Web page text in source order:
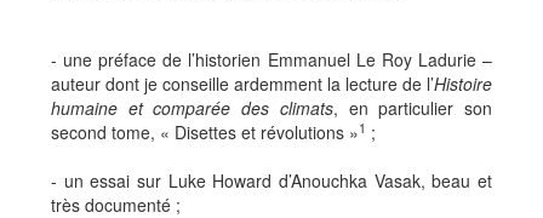
- une préface de l’historien Emmanuel Le Roy Ladurie –
auteur dont je conseille ardemment la lecture de l’Histoire
humaine et comparée des climats, en particulier son
second tome, « Disettes et révolutions »1 ;
- un essai sur Luke Howard d’Anouchka Vasak, beau et
très documenté ;